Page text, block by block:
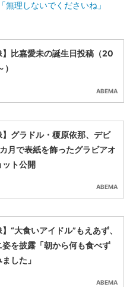
理しないでくださいね」
】比嘉愛未の誕生日投稿（20
ABEMA
】グラドル・榎原依那、デビ
月で表紙を飾ったグラビアオ
ット公開
ABEMA
】“大食いアイドル”もえあず、
姿を披露「朝から何も食べず
した」
ABEMA